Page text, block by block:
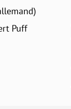
Puff